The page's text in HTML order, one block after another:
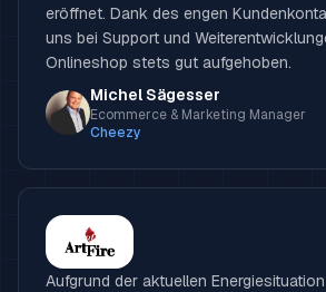
eröffnet. Dank des engen
uns bei Support und
Onlineshop stets gut aufgehoben.
Michel Sägesser
Ecommerce & Marketing Manager
Cheezy
Aufgrund der aktuellen